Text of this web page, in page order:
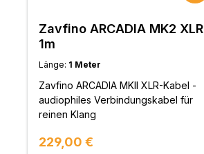
Zavfino ARCADIA MK2 XLR
1m
Länge: 1 Meter
Zavfino ARCADIA MKII XLR-Kabel -
audiophiles Verbindungskabel für
reinen Klang
Regulärer Preis:
229,00 €